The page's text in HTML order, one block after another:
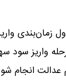
عدالت انجام